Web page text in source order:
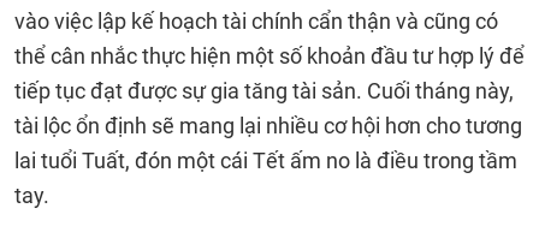
vào việc lập kế hoạch tài chính cẩn thận và cũng có
thể cân nhắc thực hiện một số khoản đầu tư hợp lý để
tiếp tục đạt được sự gia tăng tài sản. Cuối tháng này,
tài lộc ổn định sẽ mang lại nhiều cơ hội hơn cho tương
lai tuổi Tuất, đón một cái Tết ấm no là điều trong tầm
tay.